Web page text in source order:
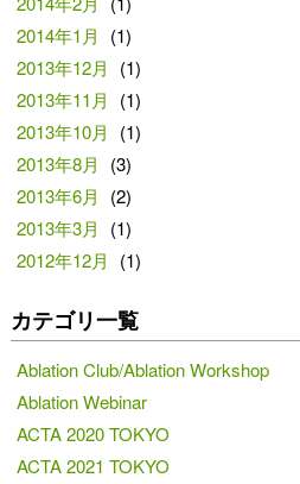
2014年1月
(1)
2013年12月
(1)
2013年11月
(1)
2013年10月
(1)
2013年8月
(3)
2013年6月
(2)
2013年3月
(1)
2012年12月
(1)
カテゴリ一覧
Ablation Club/Ablation Workshop
Ablation Webinar
ACTA 2020 TOKYO
ACTA 2021 TOKYO